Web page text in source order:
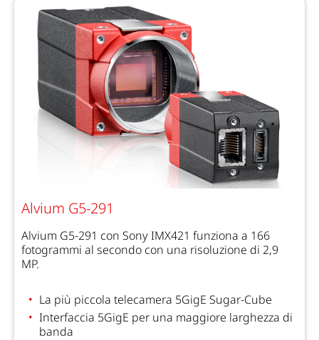
Alvium G5-291
Alvium G5-291 con Sony IMX421 funziona a 166
fotogrammi al secondo con una risoluzione di 2,9
MP.
La più piccola telecamera 5GigE Sugar-Cube
Interfaccia 5GigE per una maggiore larghezza di
banda